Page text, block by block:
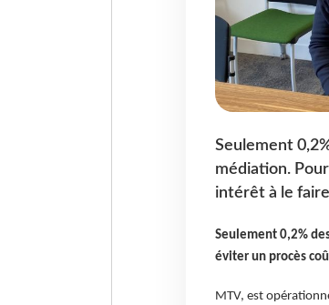
Seulement
médiation.
intérêt à le
Seulement 0,2%
éviter un procès
MTV, est